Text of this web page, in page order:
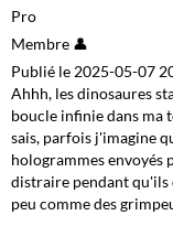
Pro
Membre 👤
Publié le 2025-05-07
Ahhh, les dinosaures
boucle infinie dans ma
sais, parfois j'imagine
hologrammes envoyés
distraire pendant qu'ils
peu comme des